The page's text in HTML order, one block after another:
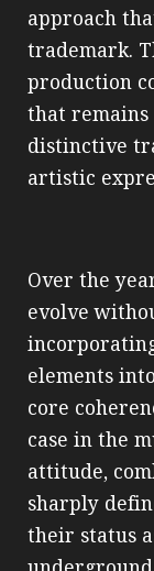
approach
trademark.
production
that remains
distinctive
artistic
Over the
evolve
elements
core
case in the
attitude,
sharply
their status